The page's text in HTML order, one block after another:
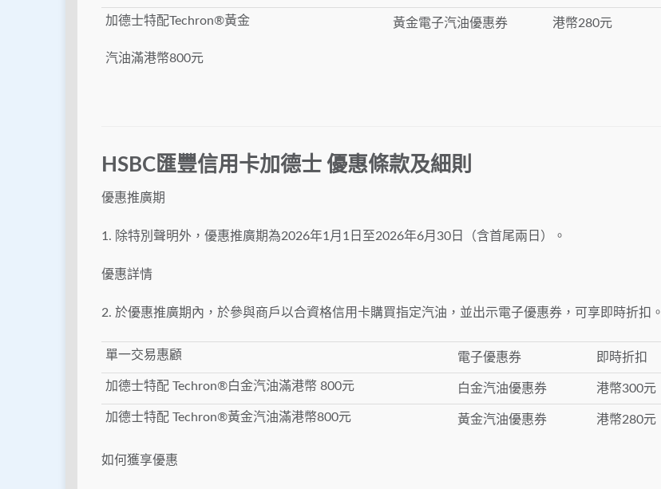
加德士特配Techron®黃金
汽油滿港幣800元
黃金電子汽油優惠券 港幣280元
HSBC匯豐信用卡加德士 優惠條款及細則
優惠推廣期
1. 除特別聲明外，優惠推廣期為2026年1月1日至2026年6月30日（含首尾兩日）。
優惠詳情
2. 於優惠推廣期內，於參與商戶以合資格信用卡購買指定汽油，並出示電子優惠券，可享即時折扣。
單一交易惠顧 電子優惠券 即時折扣
加德士特配 Techron®白金汽油滿港幣 800元 白金汽油優惠券 港幣300元
加德士特配 Techron®黃金汽油滿港幣800元 黃金汽油優惠券 港幣280元
如何獲享優惠